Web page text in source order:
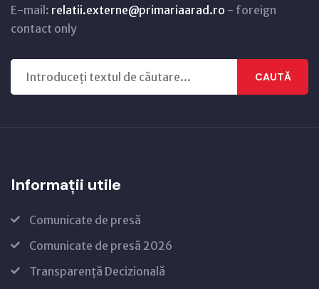
E-mail: relatii.externe@primariaarad.ro - foreign
contact only
CAUTĂ
Informații utile
Comunicate de presă
Comunicate de presă 2026
Transparență Decizională